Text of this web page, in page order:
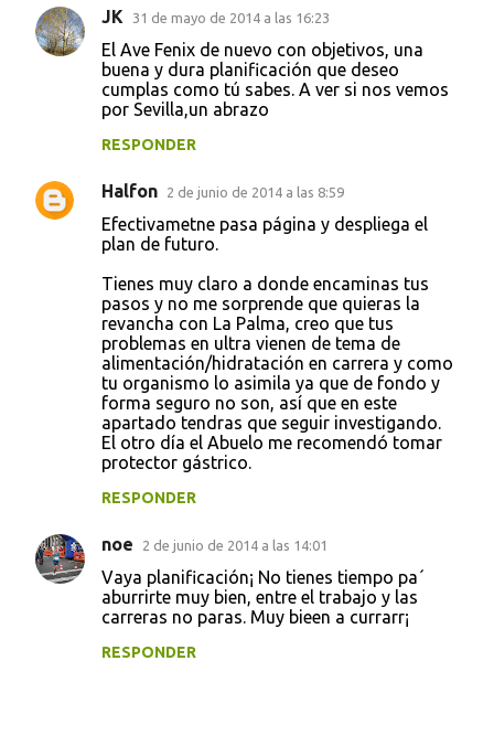
JK 31 de mayo de 2014 a las 16:23
El Ave Fenix de nuevo con objetivos, una
buena y dura planificación que deseo
cumplas como tú sabes. A ver si nos vemos
por Sevilla,un abrazo
RESPONDER
Halfon 2 de junio de 2014 a las 8:59
Efectivametne pasa página y despliega el
plan de futuro.
Tienes muy claro a donde encaminas tus
pasos y no me sorprende que quieras la
revancha con La Palma, creo que tus
problemas en ultra vienen de tema de
alimentación/hidratación en carrera y como
tu organismo lo asimila ya que de fondo y
forma seguro no son, así que en este
apartado tendras que seguir investigando.
El otro día el Abuelo me recomendó tomar
protector gástrico.
RESPONDER
noe 2 de junio de 2014 a las 14:01
Vaya planificación¡ No tienes tiempo pa´
aburrirte muy bien, entre el trabajo y las
carreras no paras. Muy bieen a currarr¡
RESPONDER